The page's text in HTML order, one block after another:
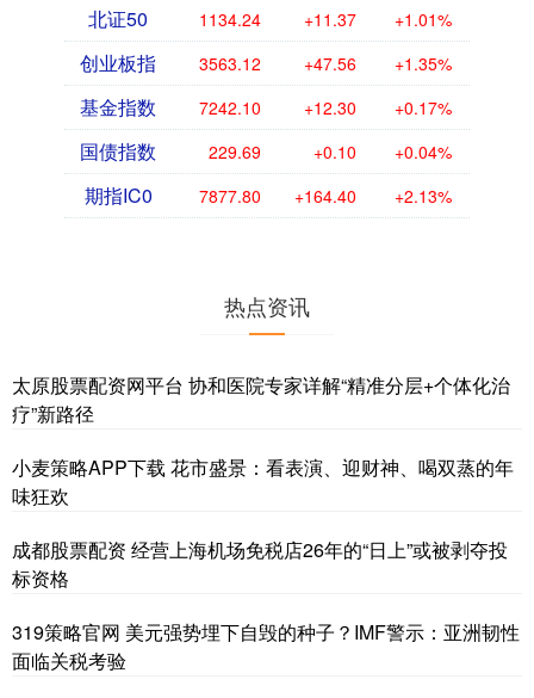
北证50 1134.24 +11.37 +1.01%
创业板指 3563.12 +47.56 +1.35%
基金指数 7242.10 +12.30 +0.17%
国债指数 229.69 +0.10 +0.04%
期指IC0 7877.80 +164.40 +2.13%
热点资讯
太原股票配资网平台 协和医院专家详解“精准分层+个体化治
疗”新路径
小麦策略APP下载 花市盛景：看表演、迎财神、喝双蒸的年
味狂欢
成都股票配资 经营上海机场免税店26年的“日上”或被剥夺投
标资格
319策略官网 美元强势埋下自毁的种子？IMF警示：亚洲韧性
面临关税考验